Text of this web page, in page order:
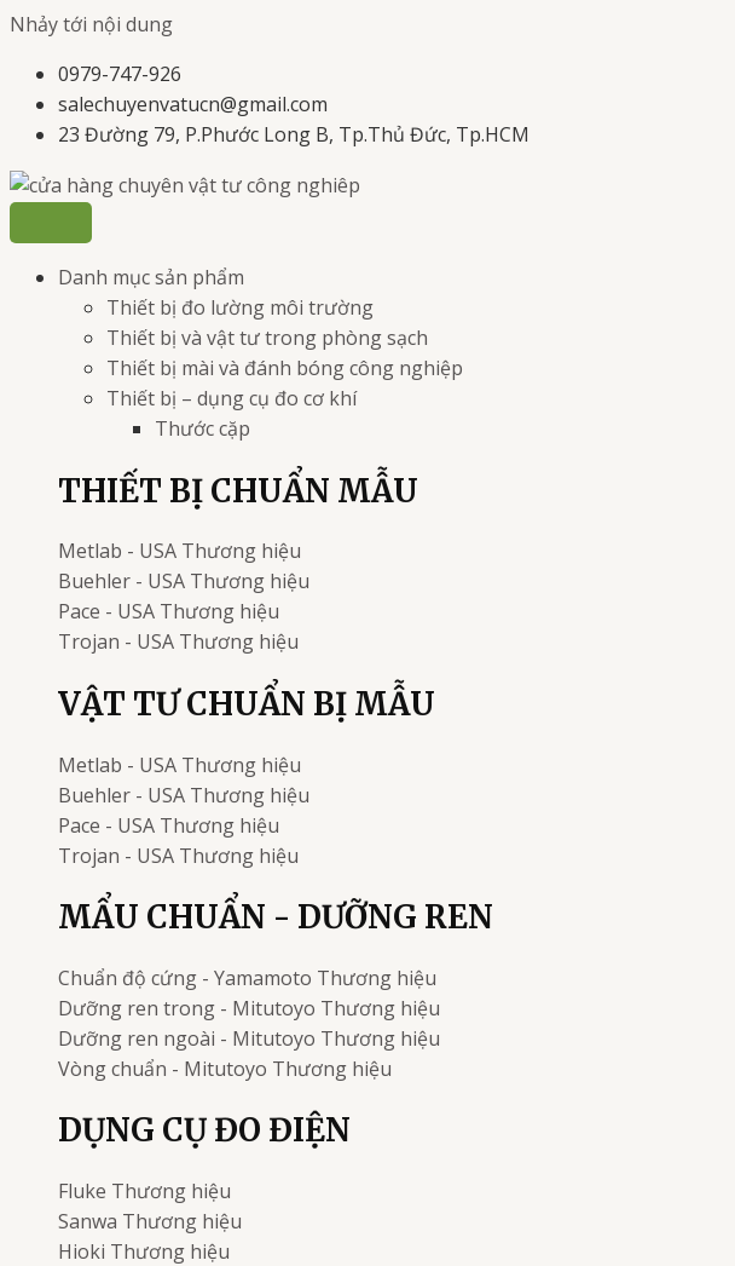
Nhảy tới nội dung
0979-747-926
salechuyenvatucn@gmail.com
23 Đường 79, P.Phước Long B, Tp.Thủ Đức, Tp.HCM
Danh mục sản phẩm
Thiết bị đo lường môi trường
Thiết bị và vật tư trong phòng sạch
Thiết bị mài và đánh bóng công nghiệp
Thiết bị – dụng cụ đo cơ khí
Thước cặp
THIẾT BỊ CHUẨN MẪU
Metlab - USA Thương hiệu
Buehler - USA Thương hiệu
Pace - USA Thương hiệu
Trojan - USA Thương hiệu
VẬT TƯ CHUẨN BỊ MẪU
Metlab - USA Thương hiệu
Buehler - USA Thương hiệu
Pace - USA Thương hiệu
Trojan - USA Thương hiệu
MẨU CHUẨN - DƯỠNG REN
Chuẩn độ cứng - Yamamoto Thương hiệu
Dưỡng ren trong - Mitutoyo Thương hiệu
Dưỡng ren ngoài - Mitutoyo Thương hiệu
Vòng chuẩn - Mitutoyo Thương hiệu
DỤNG CỤ ĐO ĐIỆN
Fluke Thương hiệu
Sanwa Thương hiệu
Hioki Thương hiệu